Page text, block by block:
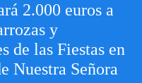
2.000 euros a
y
de las Fiestas en
Nuestra Señora